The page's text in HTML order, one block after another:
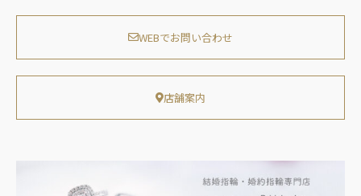
WEBでお問い合わせ
店舗案内